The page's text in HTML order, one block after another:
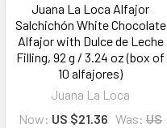
Juana La Loca Alfajor
Salchichón White Chocolate
Alfajor with Dulce de Leche
Filling, 92 g / 3.24 oz (box of
10 alfajores)
Juana La Loca
Now: US $21.36 Was: US